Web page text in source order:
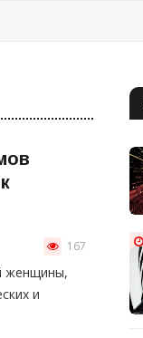
167
женщины,
и